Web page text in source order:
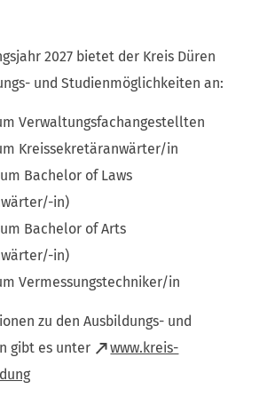
2027 bietet der Kreis Düren
und Studienmöglichkeiten an:
Verwaltungsfachangestellten
Kreissekretäranwärter/in
Bachelor of Laws
in)
Bachelor of Arts
in)
Vermessungstechniker/in
zu den Ausbildungs- und
gibt es unter
www.kreis-